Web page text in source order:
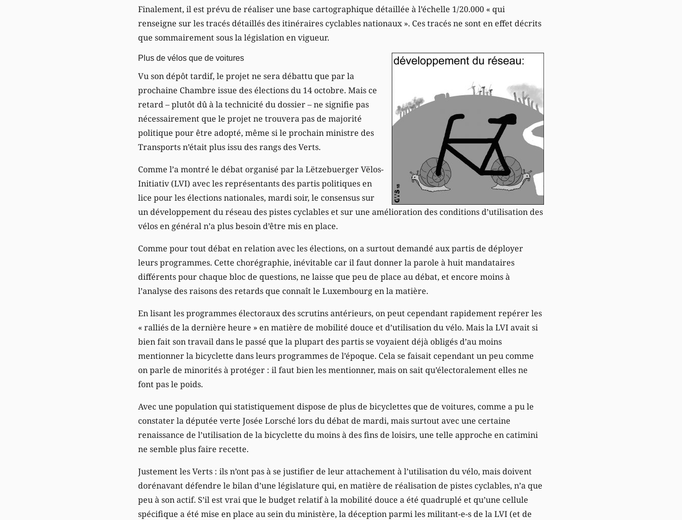
Finalement, il est prévu de réaliser une base cartographique détaillée à l’échelle 1/20.000 « qui
renseigne sur les tracés détaillés des itinéraires cyclables nationaux ». Ces tracés ne sont en effet décrits
que sommairement sous la législation en vigueur.
Plus de vélos que de voitures
Vu son dépôt tardif, le projet ne sera débattu que par la
prochaine Chambre issue des élections du 14 octobre. Mais ce
retard – plutôt dû à la technicité du dossier – ne signifie pas
nécessairement que le projet ne trouvera pas de majorité
politique pour être adopté, même si le prochain ministre des
Transports n’était plus issu des rangs des Verts.
Comme l’a montré le débat organisé par la Lëtzebuerger Vëlos-
Initiativ (LVI) avec les représentants des partis politiques en
lice pour les élections nationales, mardi soir, le consensus sur
un développement du réseau des pistes cyclables et sur une amélioration des conditions d’utilisation des
vélos en général n’a plus besoin d’être mis en place.
Comme pour tout débat en relation avec les élections, on a surtout demandé aux partis de déployer
leurs programmes. Cette chorégraphie, inévitable car il faut donner la parole à huit mandataires
différents pour chaque bloc de questions, ne laisse que peu de place au débat, et encore moins à
l’analyse des raisons des retards que connaît le Luxembourg en la matière.
En lisant les programmes électoraux des scrutins antérieurs, on peut cependant rapidement repérer les
« ralliés de la dernière heure » en matière de mobilité douce et d’utilisation du vélo. Mais la LVI avait si
bien fait son travail dans le passé que la plupart des partis se voyaient déjà obligés d’au moins
mentionner la bicyclette dans leurs programmes de l’époque. Cela se faisait cependant un peu comme
on parle de minorités à protéger : il faut bien les mentionner, mais on sait qu’électoralement elles ne
font pas le poids.
Avec une population qui statistiquement dispose de plus de bicyclettes que de voitures, comme a pu le
constater la députée verte Josée Lorsché lors du débat de mardi, mais surtout avec une certaine
renaissance de l’utilisation de la bicyclette du moins à des fins de loisirs, une telle approche en catimini
ne semble plus faire recette.
Justement les Verts : ils n’ont pas à se justifier de leur attachement à l’utilisation du vélo, mais doivent
dorénavant défendre le bilan d’une législature qui, en matière de réalisation de pistes cyclables, n’a que
peu à son actif. S’il est vrai que le budget relatif à la mobilité douce a été quadruplé et qu’une cellule
spécifique a été mise en place au sein du ministère, la déception parmi les militant-e-s de la LVI (et de